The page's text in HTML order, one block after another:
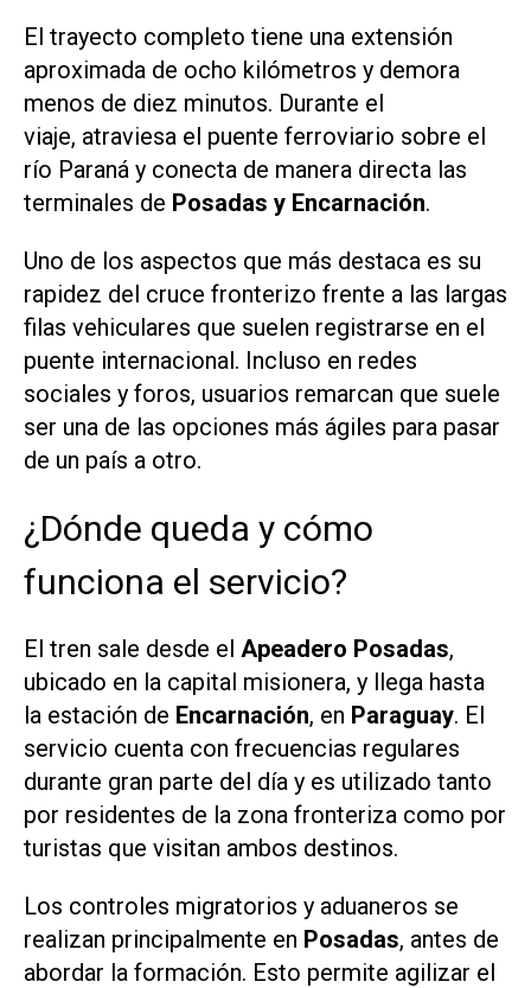
El trayecto completo tiene una extensión
aproximada de ocho kilómetros y demora
menos de diez minutos. Durante el
viaje, atraviesa el puente ferroviario sobre el
río Paraná y conecta de manera directa las
terminales de Posadas y Encarnación.
Uno de los aspectos que más destaca es su
rapidez del cruce fronterizo frente a las largas
filas vehiculares que suelen registrarse en el
puente internacional. Incluso en redes
sociales y foros, usuarios remarcan que suele
ser una de las opciones más ágiles para pasar
de un país a otro.
¿Dónde queda y cómo
funciona el servicio?
El tren sale desde el Apeadero Posadas,
ubicado en la capital misionera, y llega hasta
la estación de Encarnación, en Paraguay. El
servicio cuenta con frecuencias regulares
durante gran parte del día y es utilizado tanto
por residentes de la zona fronteriza como por
turistas que visitan ambos destinos.
Los controles migratorios y aduaneros se
realizan principalmente en Posadas, antes de
abordar la formación. Esto permite agilizar el